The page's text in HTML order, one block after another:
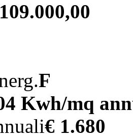
F
Kwh/mq
€ 1.680